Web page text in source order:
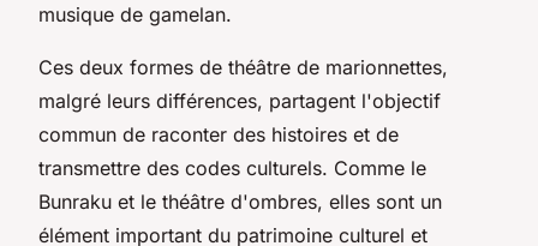
musique de gamelan.
Ces deux formes de théâtre de marionnettes,
malgré leurs différences, partagent l'objectif
commun de raconter des histoires et de
transmettre des codes culturels. Comme le
Bunraku et le théâtre d'ombres, elles sont un
élément important du patrimoine culturel et